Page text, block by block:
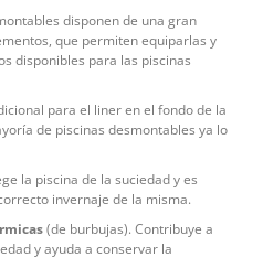
disponen de una gran
que permiten equiparlas y
disponibles para las piscinas
para el liner en el fondo de la
de piscinas desmontables ya lo
la piscina de la suciedad y es
invernaje de la misma.
(de burbujas). Contribuye a
y ayuda a conservar la